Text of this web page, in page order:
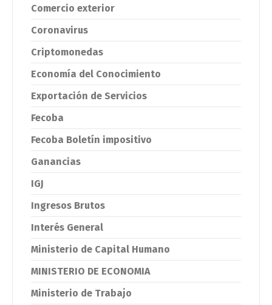
Comercio exterior
Coronavirus
Criptomonedas
Economía del Conocimiento
Exportación de Servicios
Fecoba
Fecoba Boletín impositivo
Ganancias
IGJ
Ingresos Brutos
Interés General
Ministerio de Capital Humano
MINISTERIO DE ECONOMIA
Ministerio de Trabajo